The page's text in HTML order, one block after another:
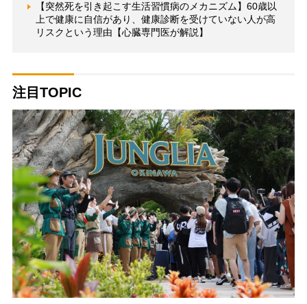
【突然死を引き起こす生活習慣病のメカニズム】60歳以
上で健康に自信があり、健康診断を受けていない人が高
リスクという理由【心臓専門医が解説】
注目TOPIC